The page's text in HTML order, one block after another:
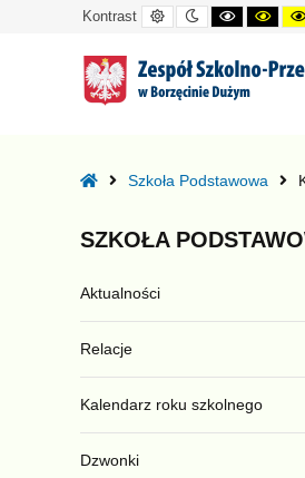
EKOLOGICZNEJ
Kontrast
Kontrast
domyślny
Tryb
nocny
Kontrast
czarno-
HomeSzkoła Podstawowa
SZKOŁA
Aktualności
Relacje
Kalendarz roku szkolnego
Dzwonki